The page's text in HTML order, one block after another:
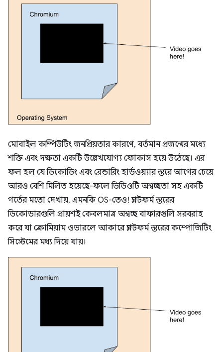
মোবাইল কম্পিউটিং জনপ্রিয়তার কারণে, বর্তমান প্রজন্মের মধ্যে
শক্তি এবং দক্ষতা একটি উল্লেখযোগ্য ফোকাস হয়ে উঠেছে। এর
ফল হল যে ডিকোডিং এবং রেন্ডারিং হার্ডওয়্যার স্তরে আগের চেয়ে
আরও বেশি মিলিত হয়েছে-ফলে ভিডিওটি অস্বচ্ছতা সহ একটি
গর্তের মতো দেখায়, এমনকি OS-তেও! প্ল্যাটফর্ম স্তরের
ডিকোডারগুলি প্রায়শই কেবলমাত্র অস্বচ্ছ বাফারগুলি সরবরাহ
করে যা ক্রোমিয়াম ওভারলে আকারে প্ল্যাটফর্ম স্তরের কম্পোজিটিং
সিস্টেমের মধ্য দিয়ে যায়।